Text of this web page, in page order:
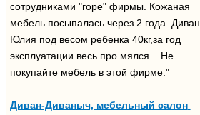
сотрудниками "горе" фирмы. Кожаная
мебель посыпалась через 2 года. Диван
Юлия под весом ребенка 40кг,за год
эксплуатации весь про мялся. . Не
покупайте мебель в этой фирме."
Диван-Диваныч, мебельный салон